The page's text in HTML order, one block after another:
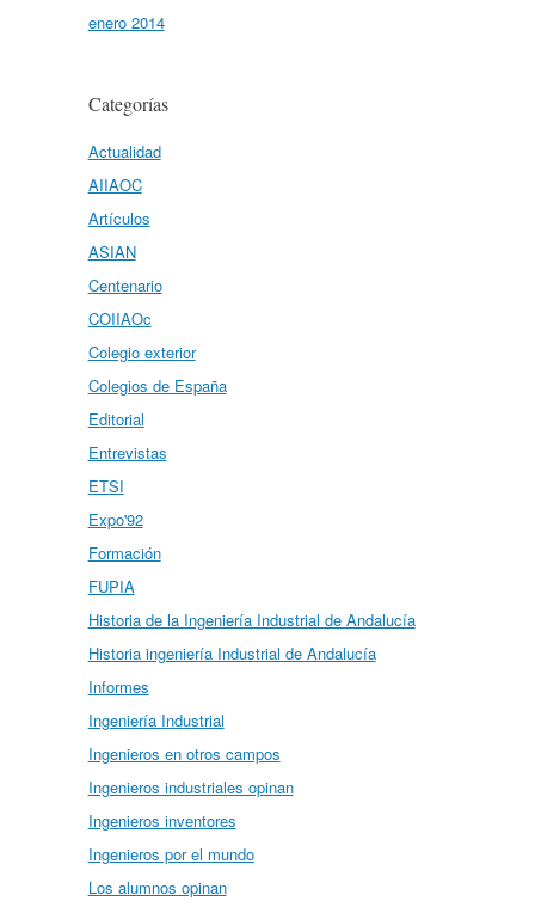
enero 2014
Categorías
Actualidad
AIIAOC
Artículos
ASIAN
Centenario
COIIAOc
Colegio exterior
Colegios de España
Editorial
Entrevistas
ETSI
Expo'92
Formación
FUPIA
Historia de la Ingeniería Industrial de Andalucía
Historia ingeniería Industrial de Andalucía
Informes
Ingeniería Industrial
Ingenieros en otros campos
Ingenieros industriales opinan
Ingenieros inventores
Ingenieros por el mundo
Los alumnos opinan